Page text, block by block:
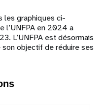
les graphiques ci-
l’UNFPA en 2024 a
L’UNFPA est désormais
objectif de réduire ses